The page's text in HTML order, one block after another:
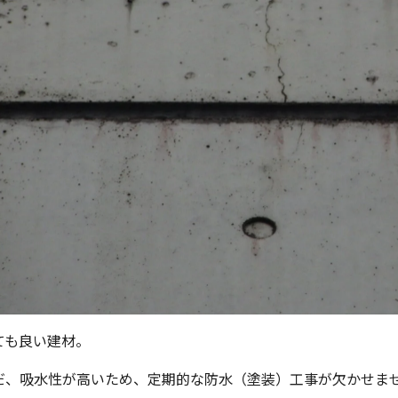
良い建材。
、吸水性が高いため、定期的な防水（塗装）工事が欠かせま